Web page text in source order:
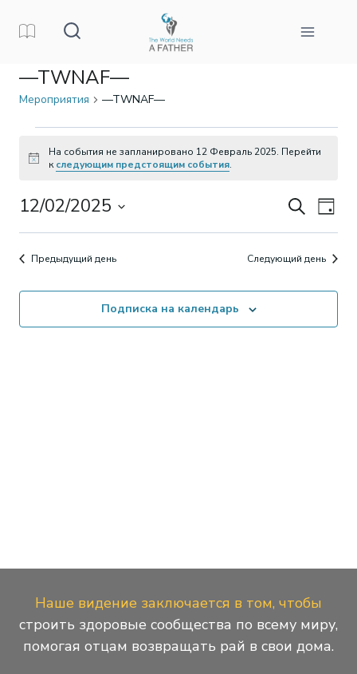
—TWNAF—
Мероприятия —TWNAF—
Мероприятия
для
12
Февраль
2025
Заметка
На события не запланировано 12 Февраль 2025. Перейти
кследующим предстоящим события.
Поиск
и
ПоискДень
12/02/2025
Выбрать
дату.Предыдущий день Следующий день
Подписка на календарь
Наше видение заключается в том, чтобы
строить здоровые сообщества по всему миру,
помогая отцам возвращать рай в свои дома.